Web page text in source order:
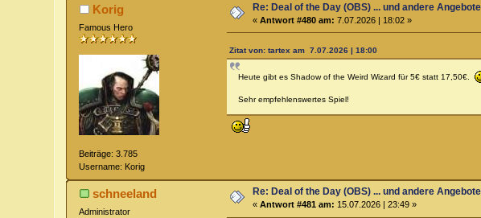
Korig
Famous Hero
Beiträge: 3.785
Username: Korig
Re: Deal of the Day (OBS) ... und andere Angebote
«Antwort #480 am: 7.07.2026 | 18:02 »
Zitat von: tartex am 7.07.2026 | 18:00
Heute gibt es Shadow of the Weird Wizard für 5€ statt 17,50€.
Sehr empfehlenswertes Spiel!
schneeland
Administrator
Re: Deal of the Day (OBS) ... und andere Angebote
«Antwort #481 am: 15.07.2026 | 23:49 »